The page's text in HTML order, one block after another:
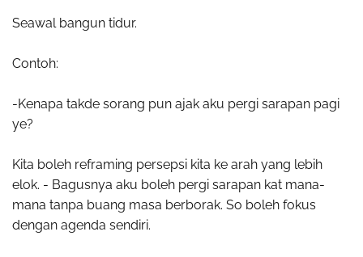
Seawal bangun tidur.
Contoh:
-Kenapa takde sorang pun ajak aku pergi sarapan pagi
ye?
Kita boleh reframing persepsi kita ke arah yang lebih
elok. - Bagusnya aku boleh pergi sarapan kat mana-
mana tanpa buang masa berborak. So boleh fokus
dengan agenda sendiri.